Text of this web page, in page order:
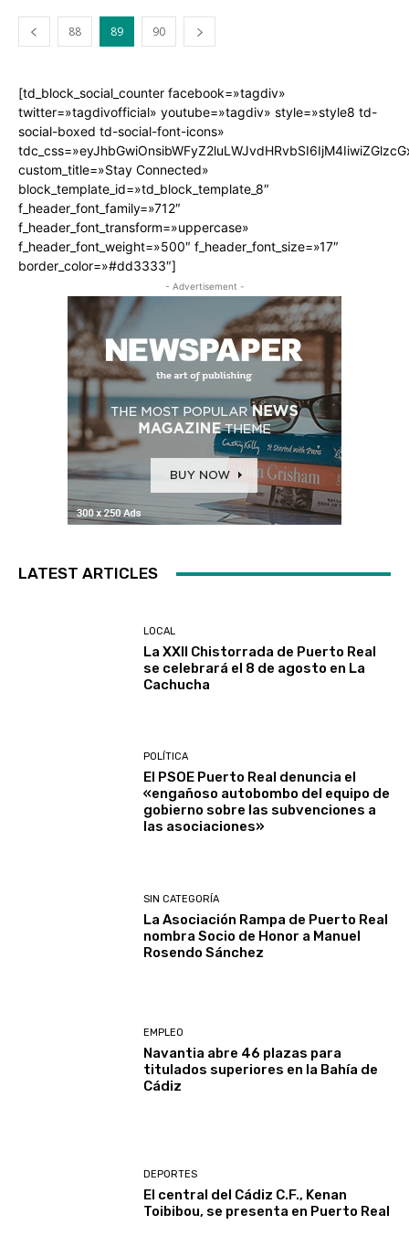
88 89 90
[td_block_social_counter facebook=»tagdiv»
twitter=»tagdivofficial» youtube=»tagdiv» style=»style8 td-
social-boxed td-social-font-icons»
custom_title=»Stay Connected»
block_template_id=»td_block_template_8″
f_header_font_family=»712″
f_header_font_transform=»uppercase»
f_header_font_weight=»500″ f_header_font_size=»17″
border_color=»#dd3333″]
- Advertisement -
LATEST ARTICLES
LOCAL
La XXII Chistorrada de Puerto Real
se celebrará el 8 de agosto en La
Cachucha
POLÍTICA
El PSOE Puerto Real denuncia el
«engañoso autobombo del equipo de
gobierno sobre las subvenciones a
las asociaciones»
SIN CATEGORÍA
La Asociación Rampa de Puerto Real
nombra Socio de Honor a Manuel
Rosendo Sánchez
EMPLEO
Navantia abre 46 plazas para
titulados superiores en la Bahía de
Cádiz
DEPORTES
El central del Cádiz C.F., Kenan
Toibibou, se presenta en Puerto Real